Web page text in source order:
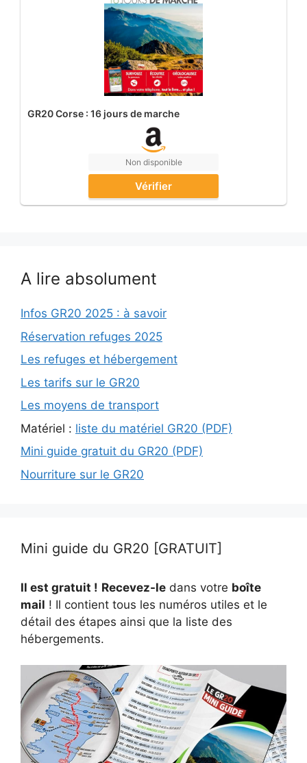
GR20 Corse : 16 jours de marche
Non disponible
Vérifier
A lire absolument
Infos GR20 2025 : à savoir
Réservation refuges 2025
Les refuges et hébergement
Les tarifs sur le GR20
Les moyens de transport
Matériel : liste du matériel GR20 (PDF)
Mini guide gratuit du GR20 (PDF)
Nourriture sur le GR20
Mini guide du GR20 [GRATUIT]
Il est gratuit ! Recevez-le dans votre boîte
mail ! Il contient tous les numéros utiles et le
détail des étapes ainsi que la liste des
hébergements.